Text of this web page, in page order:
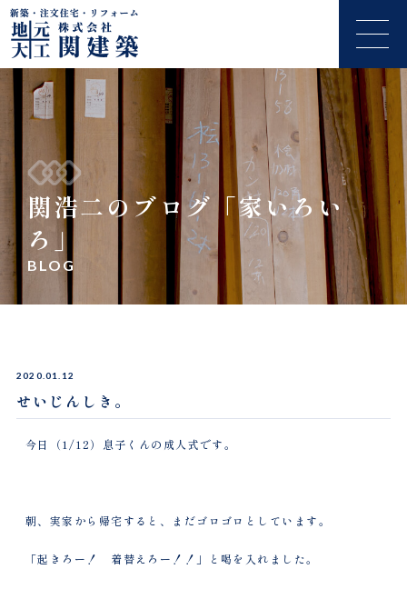
関浩二のブログ「家いろい
ろ」
BLOG
2020.01.12
せいじんしき。
今日（1/12）息子くんの成人式です。
朝、実家から帰宅すると、まだゴロゴロとしています。
「起きろー！ 着替えろー！！」と喝を入れました。